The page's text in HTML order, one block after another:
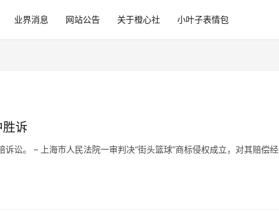
业界消息 网站公告 关于橙心社 小叶子表情包
诉
讼。 – 上海市人民法院一审判决“街头篮球”商标侵权成立，对其赔偿经